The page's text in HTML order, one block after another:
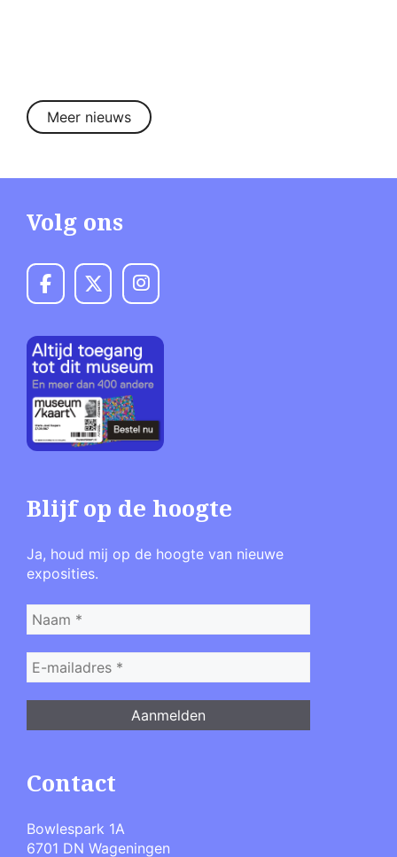
Meer nieuws
Volg ons
Blijf op de hoogte
Ja, houd mij op de hoogte van nieuwe
exposities.
Contact
Bowlespark 1A
6701 DN Wageningen